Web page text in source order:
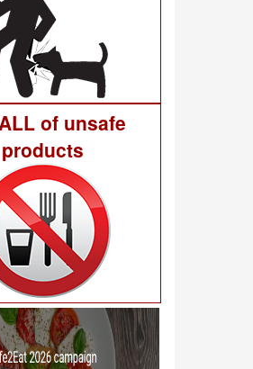
of unsafe
products